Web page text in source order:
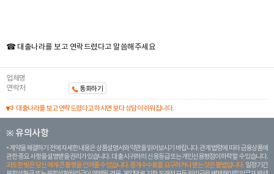
☎ 대출나라를 보고 연락드렸다고 말씀해주세요
업체명
연락처
통화하기
대출나라를 보고 연락드렸다고 하시면 보다 상담이 쉬워집니다.
※ 유의사항
계약을 체결하기 전에 자세한 내용은 상품설명서와 약관을 읽어보시기 바랍니다. 관계 법령에 따라 금융상품에
관한 중요 사항을 설명받을 권리가 있습니다. 대 출 시 귀하의 신용등급 또는 개인신용평점이 하락할 수 있습니다.
과도한 빚은 당신 에게 큰 불행을 안겨줄 수 있습니다. 중개수수료를 요구하거나 받는 것은 불법입니다. 일정 기간